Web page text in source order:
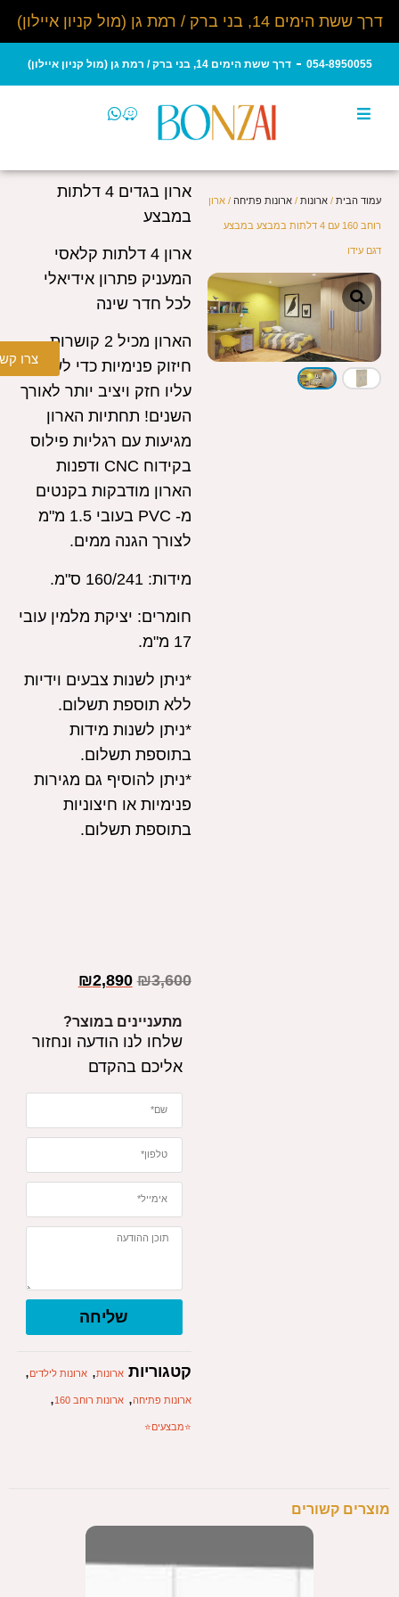
דרך ששת הימים 14, בני ברק / רמת גן (מול קניון איילון)
054-8950055 דרך ששת הימים 14, בני ברק / רמת גן (מול קניון איילון)
עמוד הבית / ארונות / ארונות פתיחה / ארון
רוחב 160 עם 4 דלתות במבצע במבצע
דגם עידו
ארון בגדים 4 דלתות
במבצע
ארון 4 דלתות קלאסי
המעניק פתרון אידיאלי
לכל חדר שינה
הארון מכיל 2 קושרות
חיזוק פנימיות כדי לשמור
עליו חזק ויציב יותר לאורך
השנים! תחתיות הארון
מגיעות עם רגליות פילוס
בקידוח CNC ודפנות
הארון מודבקות בקנטים
מ- PVC בעובי 1.5 מ"מ
לצורך הגנה ממים.
מידות:
חומרים: יציקת מלמין עובי
17 מ"מ.
*ניתן לשנות צבעים וידיות
ללא תוספת תשלום.
*ניתן לשנות מידות
בתוספת תשלום.
*ניתן להוסיף גם מגירות
פנימיות או חיצוניות
בתוספת תשלום.
₪3,600
₪2,890
מתעניינים במוצר?
שלחו לנו הודעה ונחזור
אליכם בהקדם
שליחה
קטגוריות ארונות,ארונות לילדים,
ארונות פתיחה,ארונות רוחב 160 ,
⭐️מבצעים⭐️
מוצרים קשורים
צרו